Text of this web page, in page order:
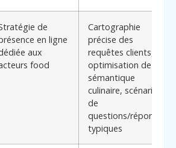
de
en ligne
aux
food
Cartographie
précise des
requêtes clients,
optimisation de la
sémantique
culinaire, scénarios
de
questions/réponses
typiques